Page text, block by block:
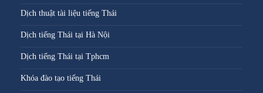
Dịch thuật tài liệu tiếng Thái
Dịch tiếng Thái tại Hà Nội
Dịch tiếng Thái tại Tphcm
Khóa đào tạo tiếng Thái